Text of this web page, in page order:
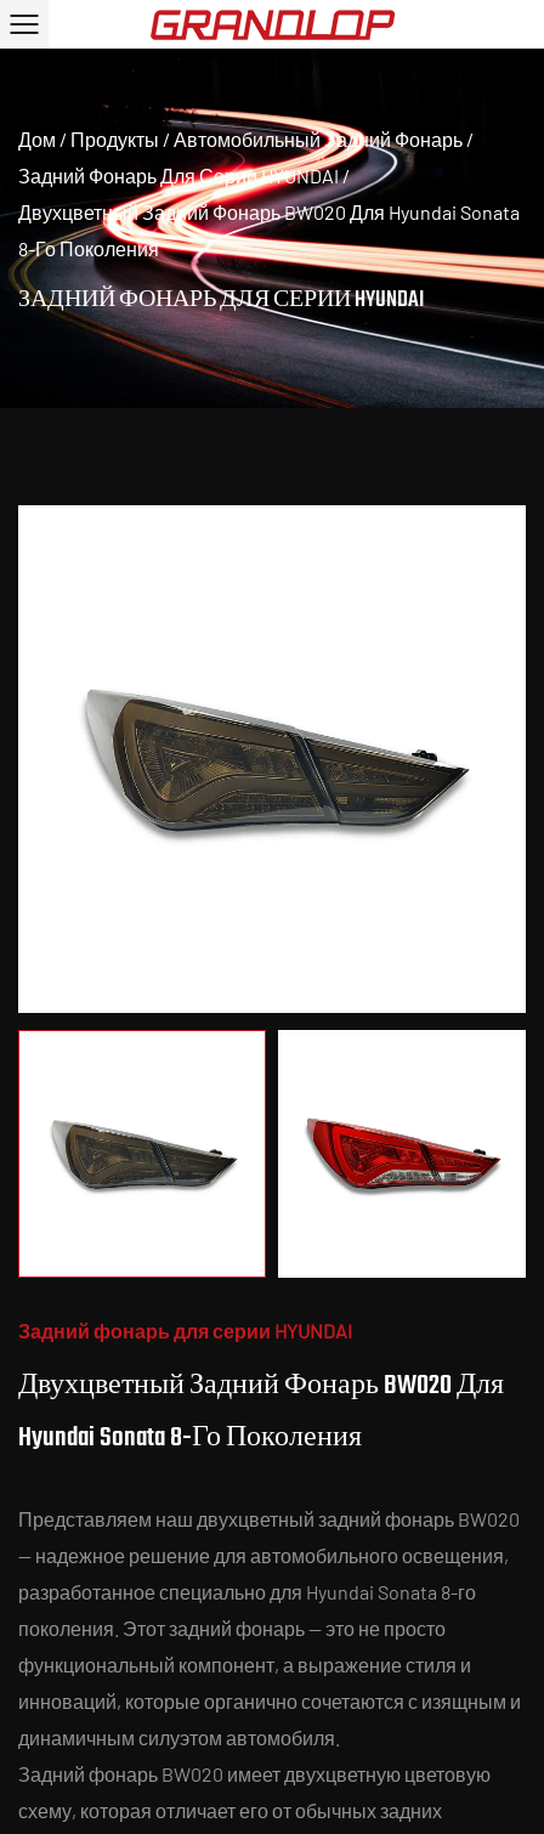
Дом / Продукты / Автомобильный Задний Фонарь /
Задний Фонарь Для Серии HYUNDAI/
Двухцветный Задний Фонарь BW020 Для Hyundai Sonata
8-Го Поколения
ЗАДНИЙ ФОНАРЬ ДЛЯ СЕРИИ HYUNDAI
Задний фонарь для серии HYUNDAI
Двухцветный Задний Фонарь BW020 Для
Hyundai Sonata 8-Го Поколения
Представляем наш двухцветный задний фонарь BW020
— надежное решение для автомобильного освещения,
разработанное специально для Hyundai Sonata 8-го
поколения. Этот задний фонарь — это не просто
функциональный компонент, а выражение стиля и
инноваций, которые органично сочетаются с изящным и
динамичным силуэтом автомобиля.
Задний фонарь BW020 имеет двухцветную цветовую
схему, которая отличает его от обычных задних